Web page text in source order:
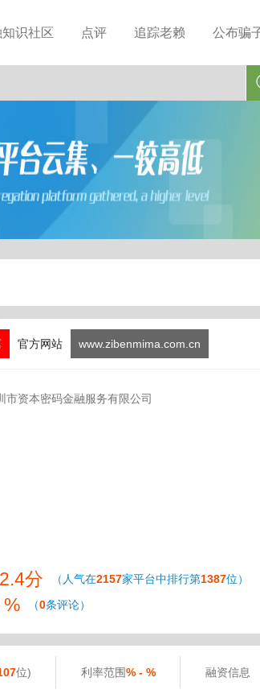
识社区 点评 追踪老赖 公布骗
官方网站 www.zibenmima.com.cn
市资本密码金融服务有限公司
分 （人气在2157家平台中排行第1387位）
% （0条评论）
位) 利率范围% - % 融资信息